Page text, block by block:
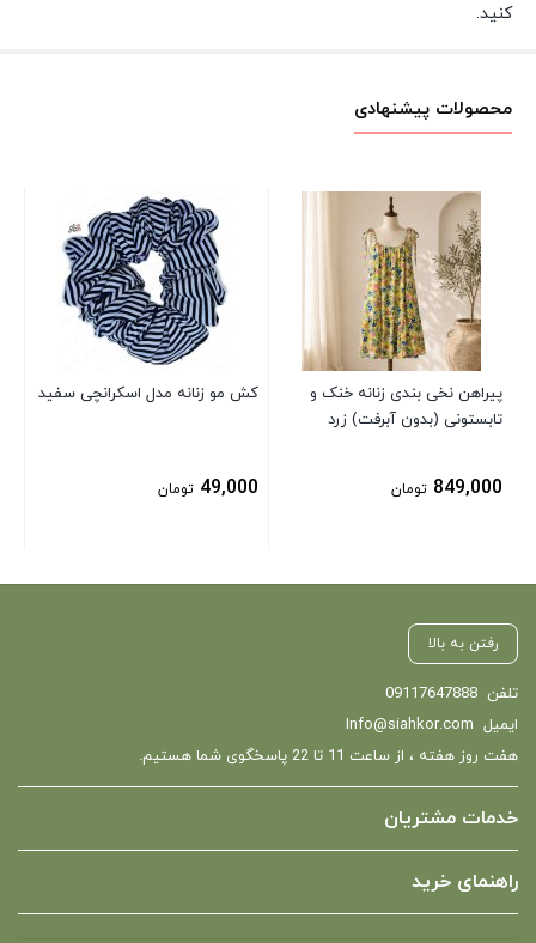
کنید.
محصولات پیشنهادی
پیراهن نخی بندی زنانه خنک و
تابستونی (بدون آبرفت) زرد
849,000 تومان
کش مو زنانه مدل اسکرانچی سفید
49,000 تومان
رفتن به بالا
تلفن 09117647888
ایمیل Info@siahkor.com
هفت روز هفته ، از ساعت 11 تا 22 پاسخگوی شما هستیم.
خدمات مشتریان
راهنمای خرید